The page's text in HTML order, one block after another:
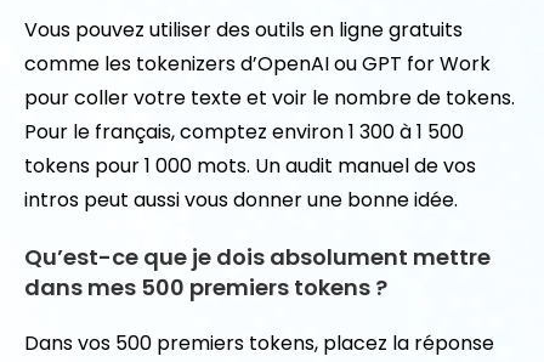
Vous pouvez utiliser des outils en ligne gratuits
comme les tokenizers d’OpenAI ou GPT for Work
pour coller votre texte et voir le nombre de tokens.
Pour le français, comptez environ 1 300 à 1 500
tokens pour 1 000 mots. Un audit manuel de vos
intros peut aussi vous donner une bonne idée.
Qu’est-ce que je dois absolument mettre
dans mes 500 premiers tokens ?
Dans vos 500 premiers tokens, placez la réponse